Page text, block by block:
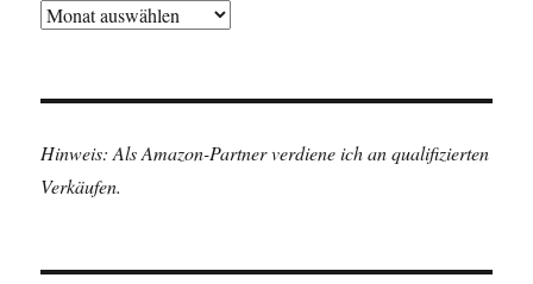
Archiv
Hinweis: Als Amazon-Partner verdiene ich an qualifizierten
Verkäufen.